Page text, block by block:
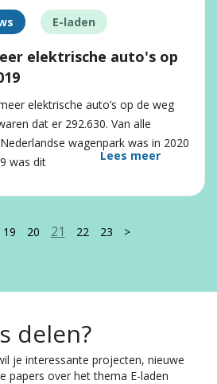
E-laden
elektrische auto's op
elektrische auto’s op de weg
dat er 292.630. Van alle
wagenpark was in 2020
was dit
Lees meer
19 20 21 22 23 >
delen?
je interessante projecten, nieuwe
papers over het thema E-laden